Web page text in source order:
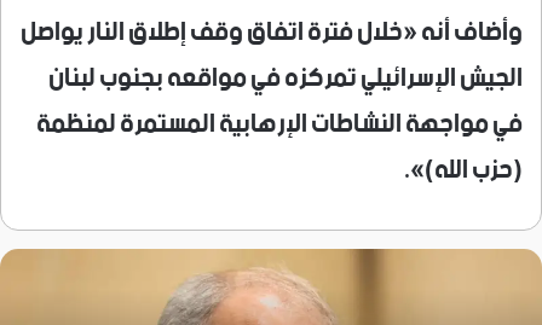
وأضاف أنه «خلال فترة اتفاق وقف إطلاق النار يواصل
الجيش الإسرائيلي تمركزه في مواقعه بجنوب لبنان
في مواجهة النشاطات الإرهابية المستمرة لمنظمة
(حزب الله)».